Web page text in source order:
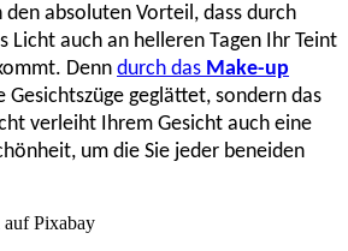
den absoluten Vorteil, dass durch
Licht auch an helleren Tagen Ihr Teint
Denn durch das Make-up
geglättet, sondern das
verleiht Ihrem Gesicht auch eine
um die Sie jeder beneiden
Pixabay